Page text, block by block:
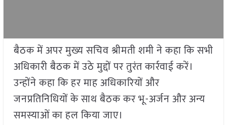
बैठक में अपर मुख्य सचिव श्रीमती शमी ने कहा कि सभी
अधिकारी बैठक में उठे मुद्दों पर तुरंत कार्रवाई करें।
उन्होंने कहा कि हर माह अधिकारियों और
जनप्रतिनिधियों के साथ बैठक कर भू-अर्जन और अन्य
समस्याओं का हल किया जाए।